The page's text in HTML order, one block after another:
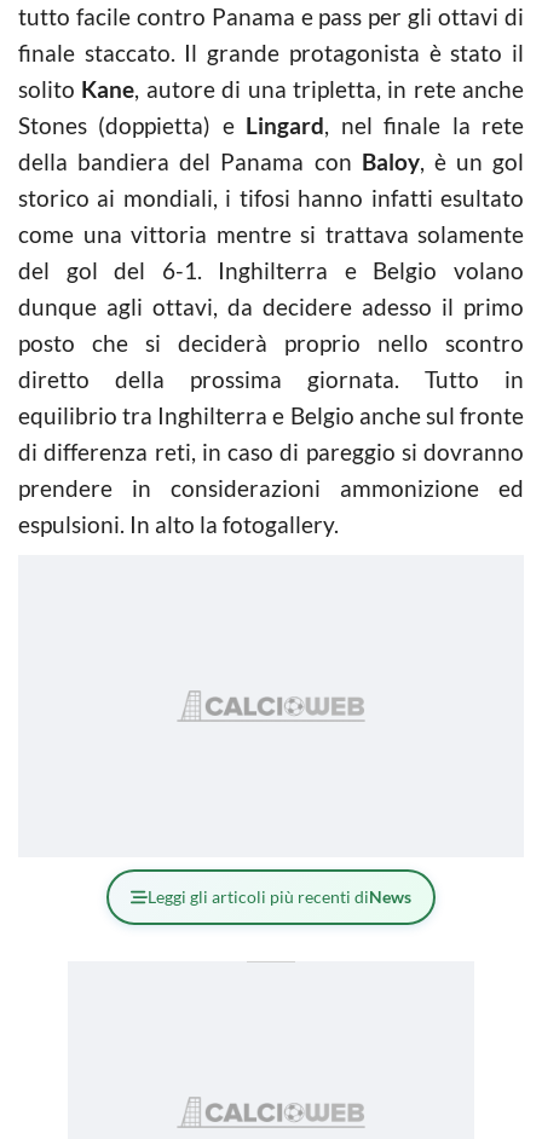
tutto facile contro Panama e pass per gli ottavi di
finale staccato. Il grande protagonista è stato il
solito Kane, autore di una tripletta, in rete anche
Stones (doppietta) e Lingard, nel finale la rete
della bandiera del Panama con Baloy, è un gol
storico ai mondiali, i tifosi hanno infatti esultato
come una vittoria mentre si trattava solamente
del gol del 6-1. Inghilterra e Belgio volano
dunque agli ottavi, da decidere adesso il primo
posto che si deciderà proprio nello scontro
diretto della prossima giornata. Tutto in
equilibrio tra Inghilterra e Belgio anche sul fronte
di differenza reti, in caso di pareggio si dovranno
prendere in considerazioni ammonizione ed
espulsioni. In alto la fotogallery.
Leggi gli articoli più recenti diNews